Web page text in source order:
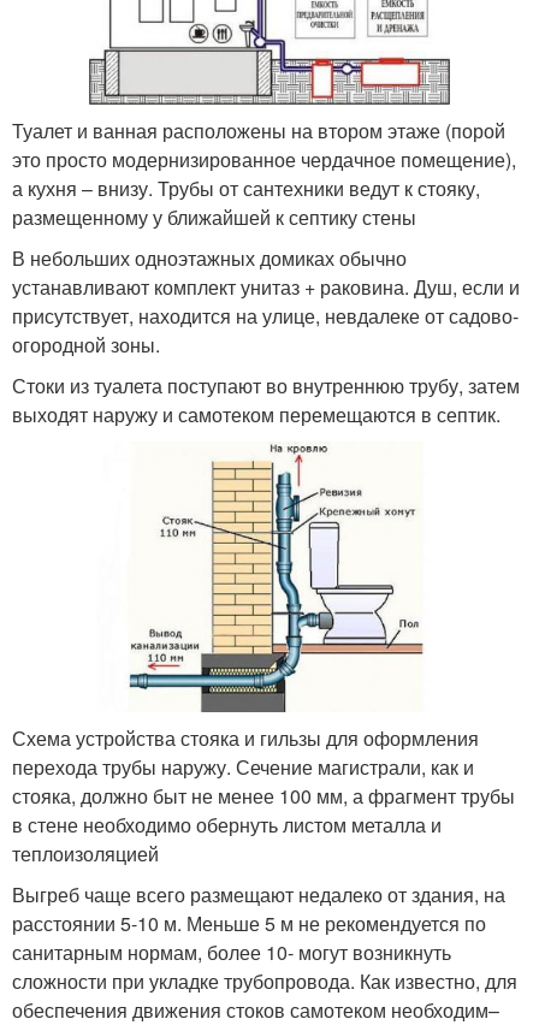
Туалет и ванная расположены на втором этаже (порой
это просто модернизированное чердачное помещение),
а кухня – внизу. Трубы от сантехники ведут к стояку,
размещенному у ближайшей к септику стены
В небольших одноэтажных домиках обычно
устанавливают комплект унитаз + раковина. Душ, если и
присутствует, находится на улице, невдалеке от садово-
огородной зоны.
Стоки из туалета поступают во внутреннюю трубу, затем
выходят наружу и самотеком перемещаются в септик.
Схема устройства стояка и гильзы для оформления
перехода трубы наружу. Сечение магистрали, как и
стояка, должно быт не менее 100 мм, а фрагмент трубы
в стене необходимо обернуть листом металла и
теплоизоляцией
Выгреб чаще всего размещают недалеко от здания, на
расстоянии 5-10 м. Меньше 5 м не рекомендуется по
санитарным нормам, более 10- могут возникнуть
сложности при укладке трубопровода. Как известно, для
обеспечения движения стоков самотеком необходим–